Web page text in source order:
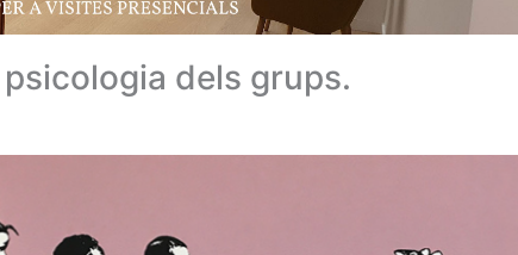
psicologia dels grups.